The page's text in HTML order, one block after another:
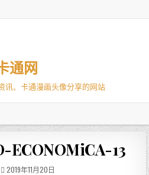
通网
讯、卡通漫画头像分享的网站
ECONOMiCA-13
2019年11月20日